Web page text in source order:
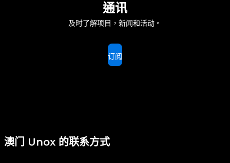
通讯
及时了解项目，新闻和活动。
订阅
澳门 Unox 的联系方式